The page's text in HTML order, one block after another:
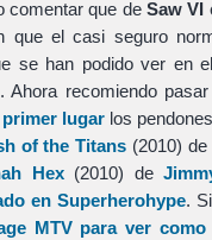
comentar que de Saw VI
que el casi seguro
se han podido ver en
Ahora recomiendo
primer lugarlos
of the Titans (2010) de
Hex(2010) de
en Superherohype.
MTV para ver